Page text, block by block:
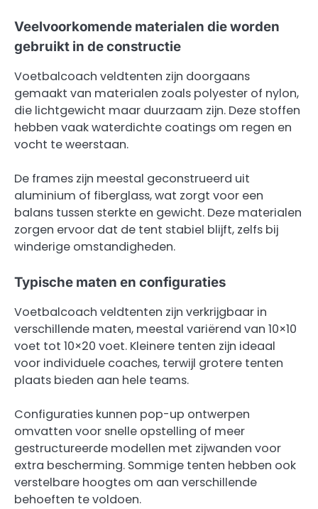
Veelvoorkomende materialen die worden
gebruikt in de constructie
Voetbalcoach veldtenten zijn doorgaans
gemaakt van materialen zoals polyester of nylon,
die lichtgewicht maar duurzaam zijn. Deze stoffen
hebben vaak waterdichte coatings om regen en
vocht te weerstaan.
De frames zijn meestal geconstrueerd uit
aluminium of fiberglass, wat zorgt voor een
balans tussen sterkte en gewicht. Deze materialen
zorgen ervoor dat de tent stabiel blijft, zelfs bij
winderige omstandigheden.
Typische maten en configuraties
Voetbalcoach veldtenten zijn verkrijgbaar in
verschillende maten, meestal variërend van 10×10
voet tot 10×20 voet. Kleinere tenten zijn ideaal
voor individuele coaches, terwijl grotere tenten
plaats bieden aan hele teams.
Configuraties kunnen pop-up ontwerpen
omvatten voor snelle opstelling of meer
gestructureerde modellen met zijwanden voor
extra bescherming. Sommige tenten hebben ook
verstelbare hoogtes om aan verschillende
behoeften te voldoen.